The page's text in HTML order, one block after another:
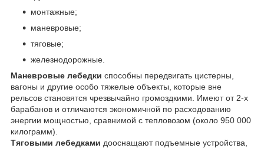
монтажные;
маневровые;
тяговые;
железнодорожные.
Маневровые лебедки способны передвигать цистерны,
вагоны и другие особо тяжелые объекты, которые вне
рельсов становятся чрезвычайно громоздкими. Имеют от 2-х
барабанов и отличаются экономичной по расходованию
энергии мощностью, сравнимой с тепловозом (около 950 000
килограмм).
Тяговыми лебедками дооснащают подъемные устройства,